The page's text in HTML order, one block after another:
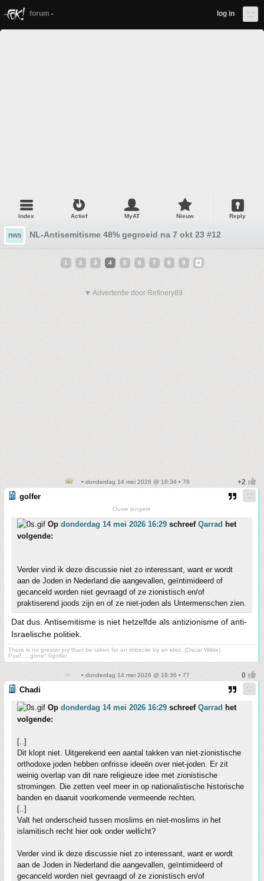
forum log in
Index Actief MyAT Nieuw Reply
nws NL-Antisemitisme 48% gegroeid na 7 okt 23 #12
1 2 3 4 5 6 7 8 9
▼ Advertentie door Refinery89
• donderdag 14 mei 2026 @ 18:34 • 76
golfer
Ouwe jongere
Op donderdag 14 mei 2026 16:29 schreef Qarrad het
volgende:
Verder vind ik deze discussie niet zo interessant, want er wordt
aan de Joden in Nederland die aangevallen, geïntimideerd of
gecanceld worden niet gevraagd of ze zionistisch en/of
praktiserend joods zijn en of ze niet-joden als Untermenschen zien.
Dat dus. Antisemitisme is niet hetzelfde als antizionisme of anti-
Israelische politiek.
There is no greater joy than be taken for an imbecile by an idiot. (Oscar Wilde)
Poef.....gone! ©golfer
• donderdag 14 mei 2026 @ 18:36 • 77
Chadi
Op donderdag 14 mei 2026 16:29 schreef Qarrad het
volgende:
[..]
Dit klopt niet. Uitgerekend een aantal takken van niet-zionistische
orthodoxe joden hebben onfrisse ideeën over niet-joden. Er zit
weinig overlap van dit nare religieuze idee met zionistische
stromingen. Die zetten veel meer in op nationalistische historische
banden en daaruit voorkomende vermeende rechten.
[..]
Valt het onderscheid tussen moslims en niet-moslims in het
islamitisch recht hier ook onder wellicht?
Verder vind ik deze discussie niet zo interessant, want er wordt
aan de Joden in Nederland die aangevallen, geïntimideerd of
gecanceld worden niet gevraagd of ze zionistisch en/of